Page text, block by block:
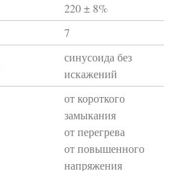
220 ± 8%
7
синусоида без
искажений
от короткого
замыкания
от перегрева
от повышенного
напряжения